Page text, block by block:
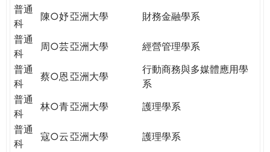
普通
科
陳○妤亞洲大學
財務金融學系
普通
科
周○芸亞洲大學
經營管理學系
普通
科
蔡○恩 亞洲大學
行動商務與多媒體應用學
系
普通
科
林○青亞洲大學
護理學系
普通
科
寇○云亞洲大學
護理學系